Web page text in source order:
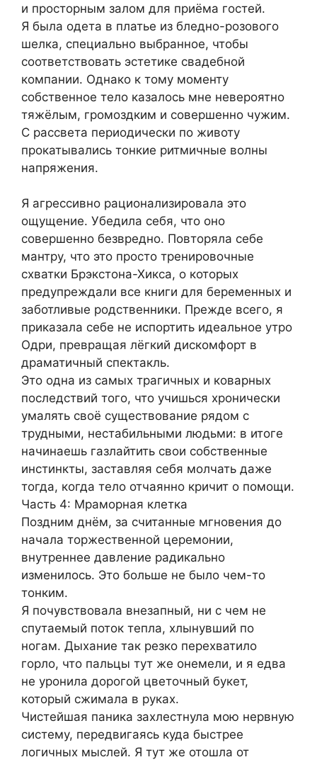
и просторным залом для приёма гостей.
Я была одета в платье из бледно-розового
шелка, специально выбранное, чтобы
соответствовать эстетике свадебной
компании. Однако к тому моменту
собственное тело казалось мне невероятно
тяжёлым, громоздким и совершенно чужим.
С рассвета периодически по животу
прокатывались тонкие ритмичные волны
напряжения.
Я агрессивно рационализировала это
ощущение. Убедила себя, что оно
совершенно безвредно. Повторяла себе
мантру, что это просто тренировочные
схватки Брэкстона-Хикса, о которых
предупреждали все книги для беременных и
заботливые родственники. Прежде всего, я
приказала себе не испортить идеальное утро
Одри, превращая лёгкий дискомфорт в
драматичный спектакль.
Это одна из самых трагичных и коварных
последствий того, что учишься хронически
умалять своё существование рядом с
трудными, нестабильными людьми: в итоге
начинаешь газлайтить свои собственные
инстинкты, заставляя себя молчать даже
тогда, когда тело отчаянно кричит о помощи.
Часть 4: Мраморная клетка
Поздним днём, за считанные мгновения до
начала торжественной церемонии,
внутреннее давление радикально
изменилось. Это больше не было чем-то
тонким.
Я почувствовала внезапный, ни с чем не
спутаемый поток тепла, хлынувший по
ногам. Дыхание так резко перехватило
горло, что пальцы тут же онемели, и я едва
не уронила дорогой цветочный букет,
который сжимала в руках.
Чистейшая паника захлестнула мою нервную
систему, передвигаясь куда быстрее
логичных мыслей. Я тут же отошла от